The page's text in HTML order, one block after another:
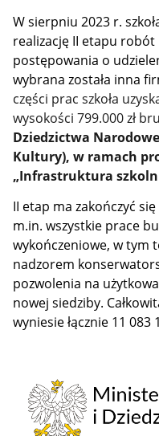
W sierpniu 2023 r.
realizację II etapu
postępowania o
wybrana została inna
części prac szkoła
wysokości 799.000 zł
Dziedzictwa
Kultury), w ramach
„Infrastruktura
II etap ma zakończyć
m.in. wszystkie prace
wykończeniowe, w tym
nadzorem
pozwolenia na
nowej siedziby.
wyniesie łącznie 11 083